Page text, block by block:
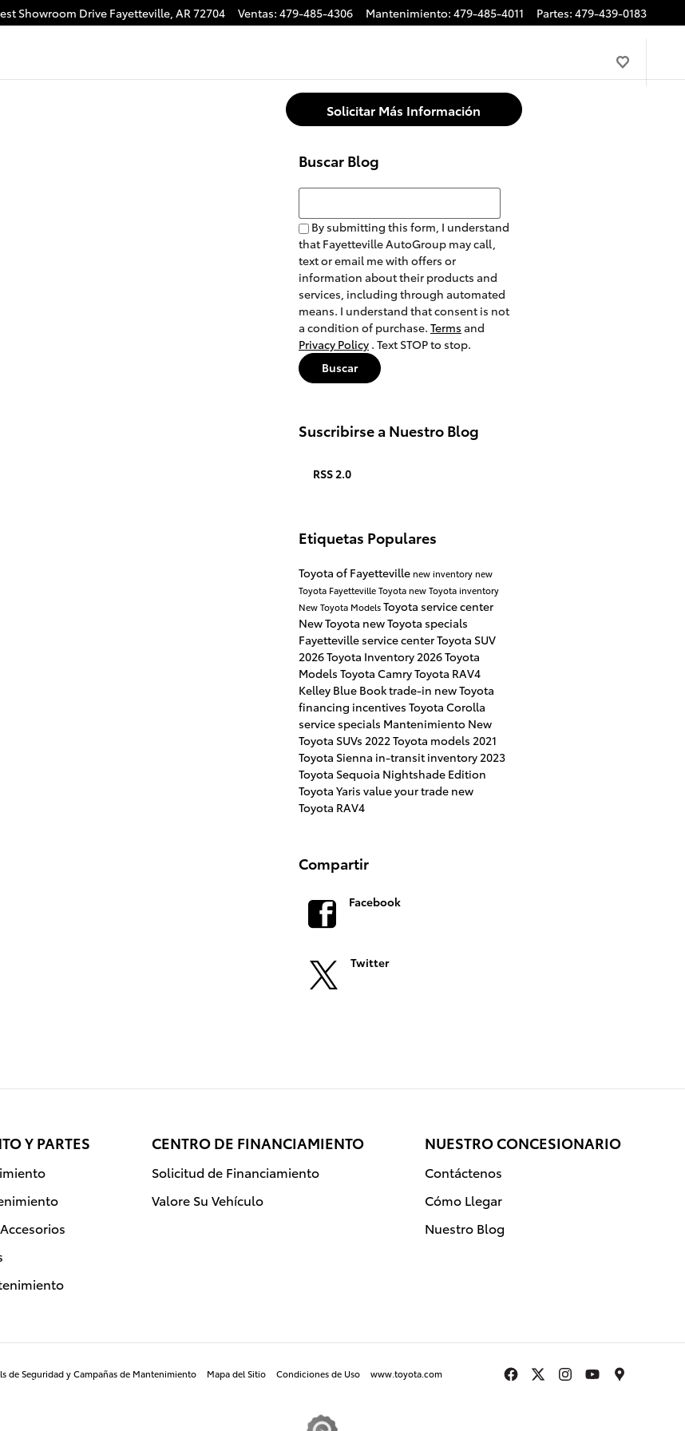
Showroom Drive Fayetteville, AR72704 Ventas: 479-485-4306 Mantenimiento: 479-485-4011 Partes: 479-439-0183
Solicitar Más Información
Buscar Blog
Buscar Blog
By submitting this form, I understand
that Fayetteville AutoGroup may call,
text or email me with offers or
information about their products and
services, including through automated
means. I understand that consent is not
a condition of purchase. Terms and
Privacy Policy . Text STOP to stop.
Buscar
Suscribirse a Nuestro Blog
RSS 2.0
Etiquetas Populares
Toyota of Fayetteville new inventory new
Toyota FayettevilleToyota new Toyota inventory
New Toyota ModelsToyota service center
New Toyota new Toyota specials
Fayetteville service centerToyota SUV
2026 Toyota Inventory 2026 Toyota
Models Toyota CamryToyota RAV4
Kelley Blue Booktrade-in new Toyota
financing incentives Toyota Corolla
service specials Mantenimiento New
Toyota SUVs 2022 Toyota models 2021
Toyota Sienna in-transit inventory 2023
Toyota Sequoia Nightshade Edition
Toyota Yaris value your trade new
Toyota RAV4
Compartir
Facebook
Twitter
Y PARTES CENTRO DE FINANCIAMIENTO
Solicitud de Financiamiento
Valore Su Vehículo
NUESTRO CONCESIONARIO
Contáctenos
Cómo Llegar
Nuestro Blog
de Seguridad y Campañas de Mantenimiento Mapa del Sitio Condiciones de Uso www.toyota.com